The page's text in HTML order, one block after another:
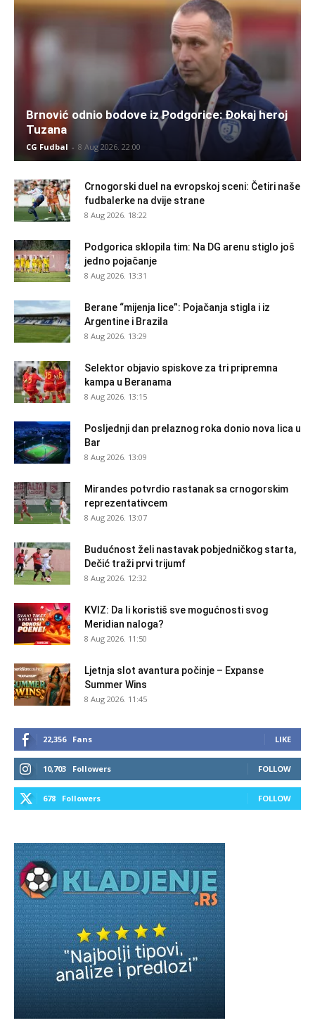
Brnović odnio bodove iz Podgorice: Đokaj heroj
Tuzana
CG Fudbal - 8 Aug 2026. 22:00
Crnogorski duel na evropskoj sceni: Četiri naše
fudbalerke na dvije strane
8 Aug 2026. 18:22
Podgorica sklopila tim: Na DG arenu stiglo još
jedno pojačanje
8 Aug 2026. 13:31
Berane “mijenja lice”: Pojačanja stigla i iz
Argentine i Brazila
8 Aug 2026. 13:29
Selektor objavio spiskove za tri pripremna
kampa u Beranama
8 Aug 2026. 13:15
Posljednji dan prelaznog roka donio nova lica u
Bar
8 Aug 2026. 13:09
Mirandes potvrdio rastanak sa crnogorskim
reprezentativcem
8 Aug 2026. 13:07
Budućnost želi nastavak pobjedničkog starta,
Dečić traži prvi trijumf
8 Aug 2026. 12:32
KVIZ: Da li koristiš sve mogućnosti svog
Meridian naloga?
8 Aug 2026. 11:50
Ljetnja slot avantura počinje – Expanse
Summer Wins
8 Aug 2026. 11:45
22,356 Fans LIKE
10,703 Followers FOLLOW
678 Followers FOLLOW